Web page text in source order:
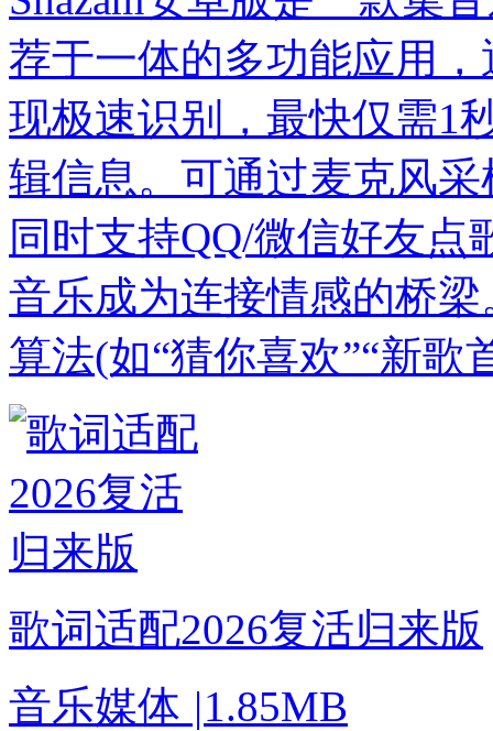
荐于一体的多功能应用
现极速识别，最快仅需1
辑信息。可通过麦克风
同时支持QQ/微信好友
音乐成为连接情感的桥
算法(如“猜你喜欢”“新歌
歌词适配2026复活归来版
音乐媒体 |1.85MB